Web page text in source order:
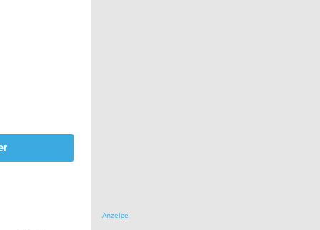
Anzeige